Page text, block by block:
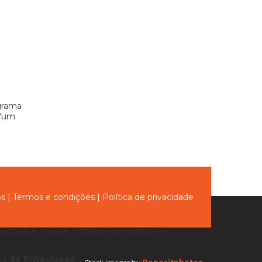
| Termos e condições | Política de privacidade
e analisar o tráfego nos websites.